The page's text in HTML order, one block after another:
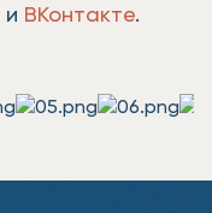
и ВКонтакте.